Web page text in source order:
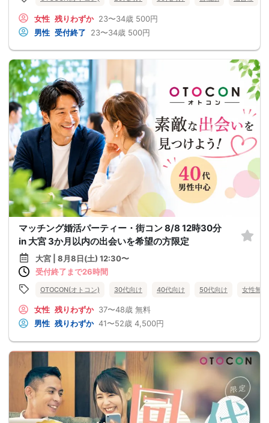
女性 残りわずか 23〜34歳 500円
男性 受付終了 23〜34歳 500円
マッチング婚活パーティー・街コン 8/8 12時30分
in 大宮 3か月以内の出会いを希望の方限定
大宮 | 8月8日(土) 12:30〜
受付終了まで26時間
OTOCON(オトコン) 30代向け 40代向け 50代向け 女性無料
女性 残りわずか 37〜48歳 無料
男性 残りわずか 41〜52歳 4,500円